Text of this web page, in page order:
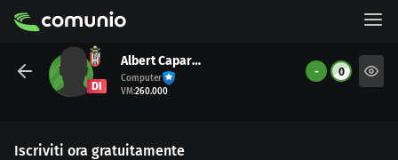
DI
Albert Caparrós
Computer
VM:260.000
- 0
Iscriviti ora gratuitamente